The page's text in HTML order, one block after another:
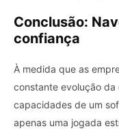
Conclusão:
confiança
À medida que as
constante evolução
capacidades de um
apenas uma jogada